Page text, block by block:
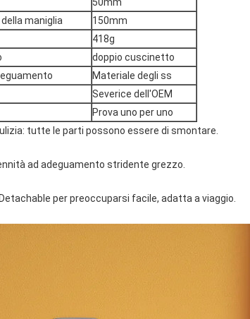
50mm
maniglia
150mm
418g
doppio cuscinetto
Materiale degli ss
Severice dell'OEM
Prova uno per uno
tutte le parti possono essere di smontare.
ad adeguamento stridente grezzo.
per preoccuparsi facile, adatta a viaggio.